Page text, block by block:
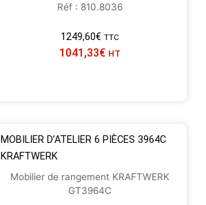
Réf : 810.8036
1249,60€ TTC
1041,33€ HT
MOBILIER D’ATELIER 6 PIÈCES 3964C
KRAFTWERK
Mobilier de rangement KRAFTWERK
GT3964C